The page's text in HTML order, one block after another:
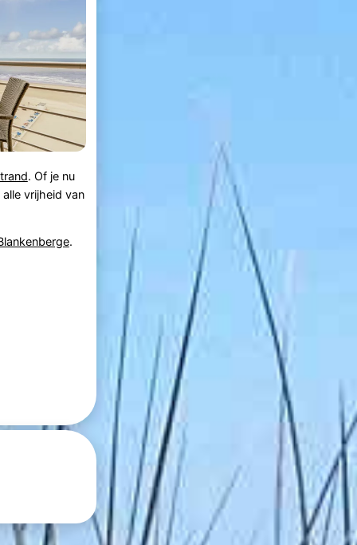
. Of je nu
vrijheid van
.